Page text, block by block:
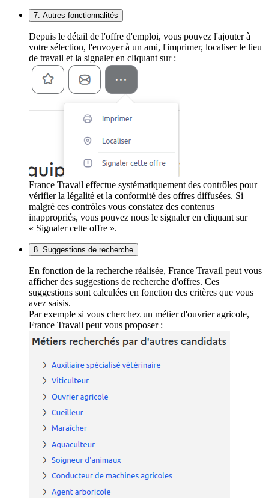
7. Autres fonctionnalités
Depuis le détail de l'offre d'emploi, vous pouvez l'ajouter à
votre sélection, l'envoyer à un ami, l'imprimer, localiser le lieu
de travail et la signaler en cliquant sur :
France Travail effectue systématiquement des contrôles pour
vérifier la légalité et la conformité des offres diffusées. Si
malgré ces contrôles vous constatez des contenus
inappropriés, vous pouvez nous le signaler en cliquant sur
« Signaler cette offre ».
8. Suggestions de recherche
En fonction de la recherche réalisée, France Travail peut vous
afficher des suggestions de recherche d'offres. Ces
suggestions sont calculées en fonction des critères que vous
avez saisis.
Par exemple si vous cherchez un métier d'ouvrier agricole,
France Travail peut vous proposer :